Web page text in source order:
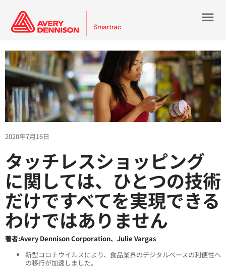
menu
2020年7月16日
タッチレスショッピング
に関しては、ひとつの技術
だけですべてを実現できる
わけではありません
著者:Avery Dennison Corporation、Julie Vargas
新型コロナウイルスにより、食品業界のデジタルベースの利便性へ
の移行が加速しました。